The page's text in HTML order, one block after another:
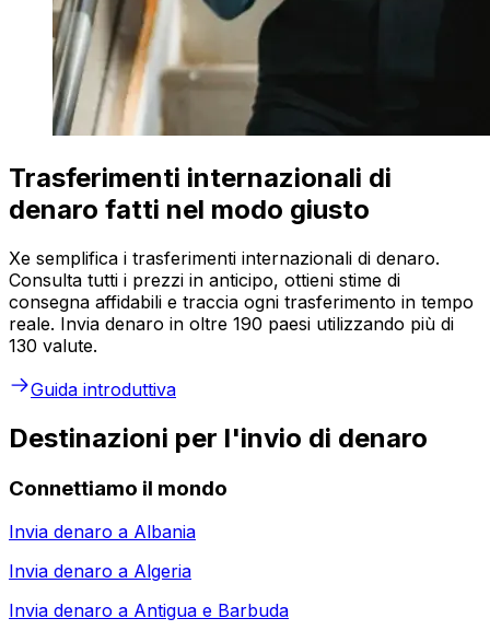
Trasferimenti internazionali di
denaro fatti nel modo giusto
Xe semplifica i trasferimenti internazionali di denaro.
Consulta tutti i prezzi in anticipo, ottieni stime di
consegna affidabili e traccia ogni trasferimento in tempo
reale. Invia denaro in oltre 190 paesi utilizzando più di
130 valute.
Guida introduttiva
Destinazioni per l'invio di denaro
Connettiamo il mondo
Invia denaro a Albania
Invia denaro a Algeria
Invia denaro a Antigua e Barbuda